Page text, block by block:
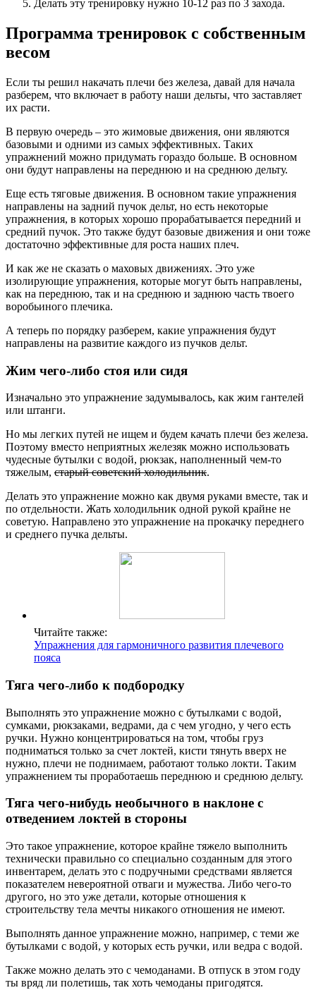
Делать эту тренировку нужно 10-12 раз по 3 захода.
Программа тренировок с собственным
весом
Если ты решил накачать плечи без железа, давай для начала
разберем, что включает в работу наши дельты, что заставляет
их расти.
В первую очередь – это жимовые движения, они являются
базовыми и одними из самых эффективных. Таких
упражнений можно придумать гораздо больше. В основном
они будут направлены на переднюю и на среднюю дельту.
Еще есть тяговые движения. В основном такие упражнения
направлены на задний пучок дельт, но есть некоторые
упражнения, в которых хорошо прорабатывается передний и
средний пучок. Это также будут базовые движения и они тоже
достаточно эффективные для роста наших плеч.
И как же не сказать о маховых движениях. Это уже
изолирующие упражнения, которые могут быть направлены,
как на переднюю, так и на среднюю и заднюю часть твоего
воробьиного плечика.
А теперь по порядку разберем, какие упражнения будут
направлены на развитие каждого из пучков дельт.
Жим чего-либо стоя или сидя
Изначально это упражнение задумывалось, как жим гантелей
или штанги.
Но мы легких путей не ищем и будем качать плечи без железа.
Поэтому вместо неприятных железяк можно использовать
чудесные бутылки с водой, рюкзак, наполненный чем-то
тяжелым, старый советский холодильник.
Делать это упражнение можно как двумя руками вместе, так и
по отдельности. Жать холодильник одной рукой крайне не
советую. Направлено это упражнение на прокачку переднего
и среднего пучка дельты.
Читайте также:
Упражнения для гармоничного развития плечевого
пояса
Тяга чего-либо к подбородку
Выполнять это упражнение можно с бутылками с водой,
сумками, рюкзаками, ведрами, да с чем угодно, у чего есть
ручки. Нужно концентрироваться на том, чтобы груз
подниматься только за счет локтей, кисти тянуть вверх не
нужно, плечи не поднимаем, работают только локти. Таким
упражнением ты проработаешь переднюю и среднюю дельту.
Тяга чего-нибудь необычного в наклоне с
отведением локтей в стороны
Это такое упражнение, которое крайне тяжело выполнить
технически правильно со специально созданным для этого
инвентарем, делать это с подручными средствами является
показателем невероятной отваги и мужества. Либо чего-то
другого, но это уже детали, которые отношения к
строительству тела мечты никакого отношения не имеют.
Выполнять данное упражнение можно, например, с теми же
бутылками с водой, у которых есть ручки, или ведра с водой.
Также можно делать это с чемоданами. В отпуск в этом году
ты вряд ли полетишь, так хоть чемоданы пригодятся.